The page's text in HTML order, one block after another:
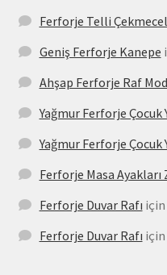
Ferforje Telli
Geniş Ferforje Kanepe
Ahşap Ferforje Raf
Yağmur Ferforje Çocuk
Yağmur Ferforje Çocuk
Ferforje Masa Ayakları
Ferforje Duvar Rafı için
Ferforje Duvar Rafı için